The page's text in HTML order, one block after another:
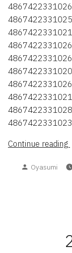
Continue reading
Posted
Oyasumi